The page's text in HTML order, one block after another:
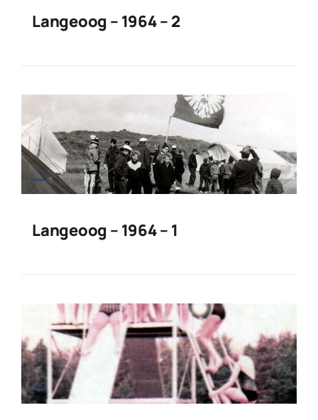
Langeoog – 1964 – 2
Langeoog – 1964 – 1